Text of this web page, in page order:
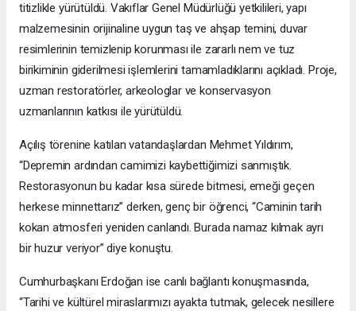
titizlikle yürütüldü. Vakıflar Genel Müdürlüğü yetkilileri, yapı
malzemesinin orijinaline uygun taş ve ahşap temini, duvar
resimlerinin temizlenip korunması ile zararlı nem ve tuz
birikiminin giderilmesi işlemlerini tamamladıklarını açıkladı. Proje,
uzman restoratörler, arkeologlar ve konservasyon
uzmanlarının katkısı ile yürütüldü.
Açılış törenine katılan vatandaşlardan Mehmet Yıldırım,
“Depremin ardından camimizi kaybettiğimizi sanmıştık.
Restorasyonun bu kadar kısa sürede bitmesi, emeği geçen
herkese minnettarız” derken, genç bir öğrenci, “Caminin tarih
kokan atmosferi yeniden canlandı. Burada namaz kılmak ayrı
bir huzur veriyor” diye konuştu.
Cumhurbaşkanı Erdoğan ise canlı bağlantı konuşmasında,
“Tarihi ve kültürel miraslarımızı ayakta tutmak, gelecek nesillere